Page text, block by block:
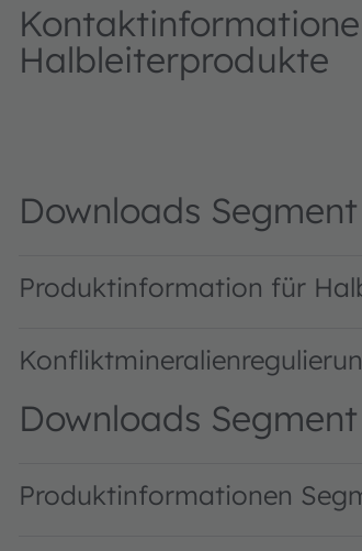
Halbleiterprodukte
Downloads
Produktinformation für
Downloads
Produktinformationen